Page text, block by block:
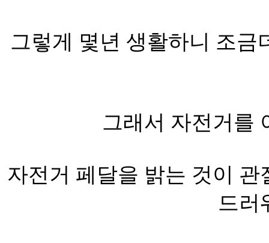
그렇게 몇년 생활하니 조금
그래서 자전거를
자전거 페달을 밝는 것이
드러